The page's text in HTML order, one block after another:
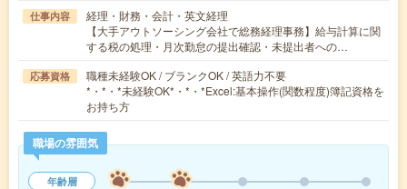
仕事内容
経理・財務・会計・英文経理
【大手アウトソーシング会社で総務経理事務】給与計算に関
する税の処理・月次勤怠の提出確認・未提出者への…
応募資格
職種未経験OK / ブランクOK / 英語力不要
*・*・*未経験OK*・*・*Excel:基本操作(関数程度)簿記資格を
お持ち方
職場の雰囲気
年齢層